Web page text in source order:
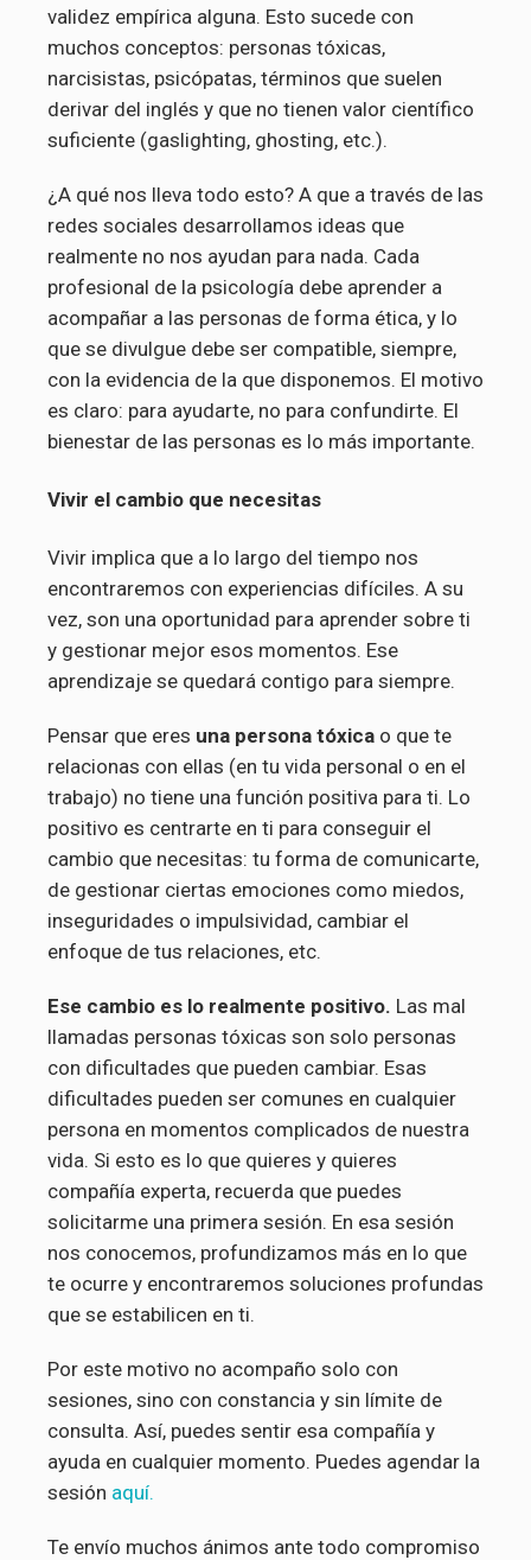
validez empírica alguna. Esto sucede con
muchos conceptos: personas tóxicas,
narcisistas, psicópatas, términos que suelen
derivar del inglés y que no tienen valor científico
suficiente (gaslighting, ghosting, etc.).
¿A qué nos lleva todo esto? A que a través de las
redes sociales desarrollamos ideas que
realmente no nos ayudan para nada. Cada
profesional de la psicología debe aprender a
acompañar a las personas de forma ética, y lo
que se divulgue debe ser compatible, siempre,
con la evidencia de la que disponemos. El motivo
es claro: para ayudarte, no para confundirte. El
bienestar de las personas es lo más importante.
Vivir el cambio que necesitas
Vivir implica que a lo largo del tiempo nos
encontraremos con experiencias difíciles. A su
vez, son una oportunidad para aprender sobre ti
y gestionar mejor esos momentos. Ese
aprendizaje se quedará contigo para siempre.
Pensar que eres una persona tóxica o que te
relacionas con ellas (en tu vida personal o en el
trabajo) no tiene una función positiva para ti. Lo
positivo es centrarte en ti para conseguir el
cambio que necesitas: tu forma de comunicarte,
de gestionar ciertas emociones como miedos,
inseguridades o impulsividad, cambiar el
enfoque de tus relaciones, etc.
Ese cambio es lo realmente positivo. Las mal
llamadas personas tóxicas son solo personas
con dificultades que pueden cambiar. Esas
dificultades pueden ser comunes en cualquier
persona en momentos complicados de nuestra
vida. Si esto es lo que quieres y quieres
compañía experta, recuerda que puedes
solicitarme una primera sesión. En esa sesión
nos conocemos, profundizamos más en lo que
te ocurre y encontraremos soluciones profundas
que se estabilicen en ti.
Por este motivo no acompaño solo con
sesiones, sino con constancia y sin límite de
consulta. Así, puedes sentir esa compañía y
ayuda en cualquier momento. Puedes agendar la
sesión aquí.
Te envío muchos ánimos ante todo compromiso